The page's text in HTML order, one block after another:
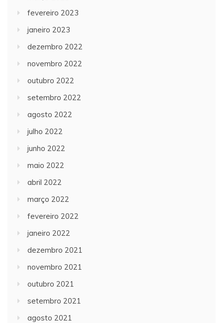
fevereiro 2023
janeiro 2023
dezembro 2022
novembro 2022
outubro 2022
setembro 2022
agosto 2022
julho 2022
junho 2022
maio 2022
abril 2022
março 2022
fevereiro 2022
janeiro 2022
dezembro 2021
novembro 2021
outubro 2021
setembro 2021
agosto 2021